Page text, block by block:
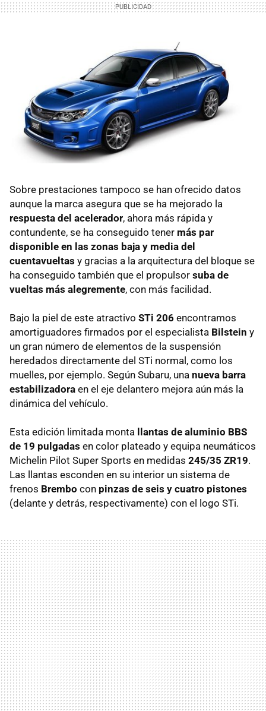
Sobre prestaciones tampoco se han ofrecido datos
aunque la marca asegura que se ha mejorado la
respuesta del acelerador, ahora más rápida y
contundente, se ha conseguido tener más par
disponible en las zonas baja y media del
cuentavueltas y gracias a la arquitectura del bloque se
ha conseguido también que el propulsor suba de
vueltas más alegremente, con más facilidad.
Bajo la piel de este atractivo STi 206 encontramos
amortiguadores firmados por el especialista Bilstein y
un gran número de elementos de la suspensión
heredados directamente del STi normal, como los
muelles, por ejemplo. Según Subaru, una nueva barra
estabilizadora en el eje delantero mejora aún más la
dinámica del vehículo.
Esta edición limitada monta llantas de aluminio BBS
de 19 pulgadas en color plateado y equipa neumáticos
Michelin Pilot Super Sports en medidas 245/35 ZR19.
Las llantas esconden en su interior un sistema de
frenos Brembo con pinzas de seis y cuatro pistones
(delante y detrás, respectivamente) con el logo STi.